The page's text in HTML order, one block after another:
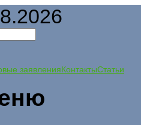
заявленияКонтактыСтатьи